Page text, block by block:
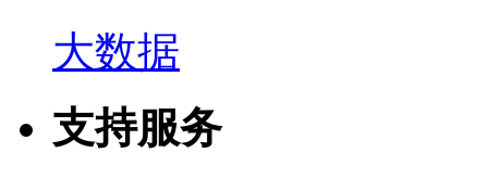
大数据
支持服务